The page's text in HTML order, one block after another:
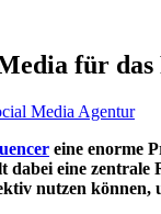
für
Media Agentur
eine enorme
dabei eine
nutzen